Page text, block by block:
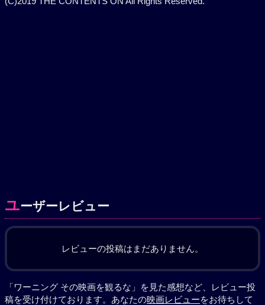
ユーザーレビュー
レビューの投稿はまだありません。
「ワーニング その映画を観るな」を見た感想など、レビュー投
稿を受け付けております。あなたの映画レビューをお待ちして